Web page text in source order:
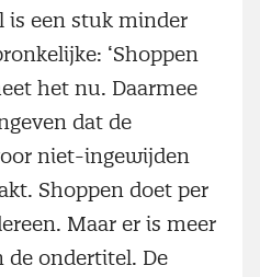
is een stuk minder
‘Shoppen
het nu. Daarmee
dat de
niet-ingewijden
Shoppen doet per
Maar er is meer
de ondertitel. De